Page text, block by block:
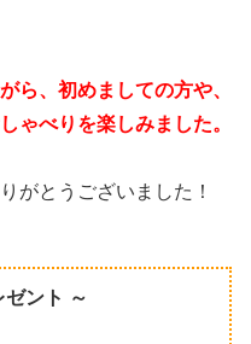
ら、初めましての方や、
ゃべりを楽しみました。
がとうございました！
ント ～